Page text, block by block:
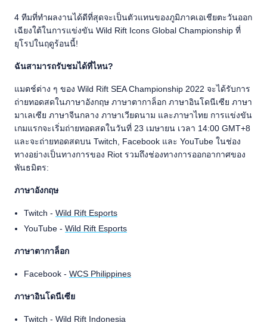
4 ทีมที่ทำผลงานได้ดีที่สุดจะเป็นตัวแทนของภูมิภาคเอเชียตะวันออก
เฉียงใต้ในการแข่งขัน Wild Rift Icons Global Championship ที่
ยุโรปในฤดูร้อนนี้!
ฉันสามารถรับชมได้ที่ไหน?
แมตช์ต่าง ๆ ของ Wild Rift SEA Championship 2022 จะได้รับการ
ถ่ายทอดสดในภาษาอังกฤษ ภาษาตากาล็อก ภาษาอินโดนีเซีย ภาษา
มาเลเซีย ภาษาจีนกลาง ภาษาเวียดนาม และภาษาไทย การแข่งขัน
เกมแรกจะเริ่มถ่ายทอดสดในวันที่ 23 เมษายน เวลา 14:00 GMT+8
และจะถ่ายทอดสดบน Twitch, Facebook และ YouTube ในช่อง
ทางอย่างเป็นทางการของ Riot รวมถึงช่องทางการออกอากาศของ
พันธมิตร:
ภาษาอังกฤษ
Twitch - Wild Rift Esports
YouTube - Wild Rift Esports
ภาษาตากาล็อก
Facebook - WCS Philippines
ภาษาอินโดนีเซีย
Twitch - Wild Rift Indonesia